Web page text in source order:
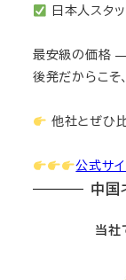
日本人スタ
最安級の価格
後発だからこそ
他社とぜひ
公式サ
中国
当社